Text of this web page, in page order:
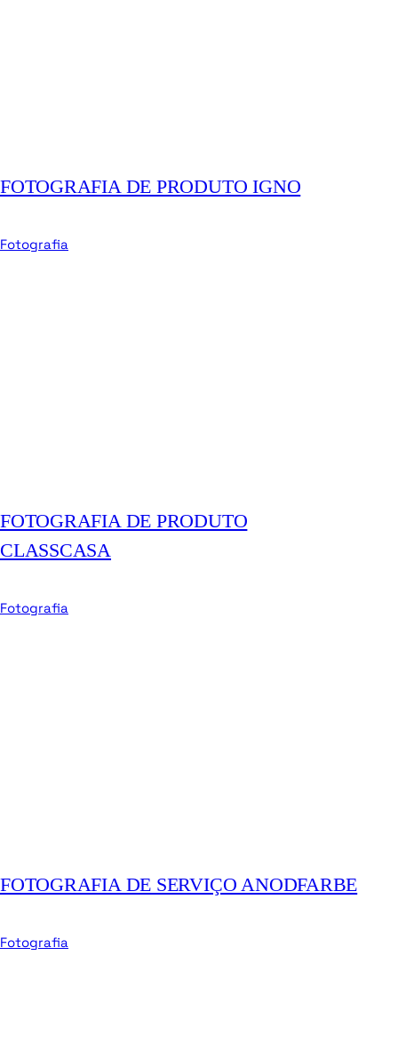
FOTOGRAFIA DE PRODUTO IGNO
Fotografia
FOTOGRAFIA DE PRODUTO
CLASSCASA
Fotografia
FOTOGRAFIA DE SERVIÇO ANODFARBE
Fotografia